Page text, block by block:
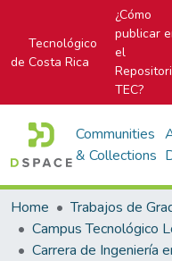
Tecnológico
de Costa Rica
¿Cómo
publicar
el
TEC?
Communities
& Collections
Home
Trabajos de